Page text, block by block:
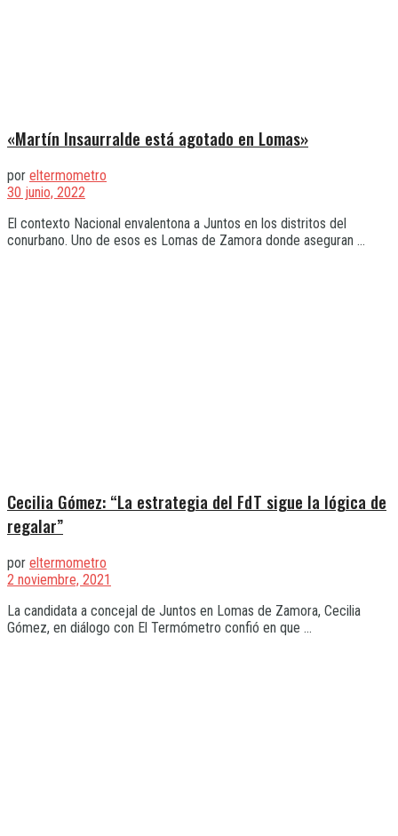
«Martín Insaurralde está agotado en Lomas»
por eltermometro
30 junio, 2022
El contexto Nacional envalentona a Juntos en los distritos del
conurbano. Uno de esos es Lomas de Zamora donde aseguran ...
Cecilia Gómez: “La estrategia del FdT sigue la lógica de
regalar”
por eltermometro
2 noviembre, 2021
La candidata a concejal de Juntos en Lomas de Zamora, Cecilia
Gómez, en diálogo con El Termómetro confió en que ...